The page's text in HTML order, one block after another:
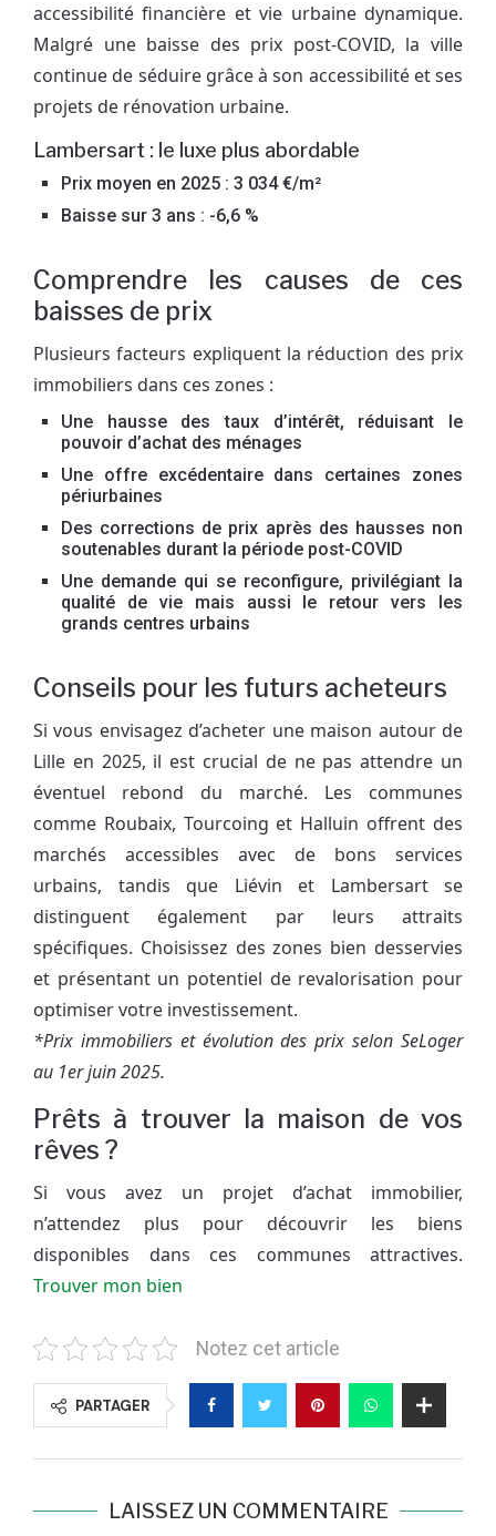
accessibilité financière et vie urbaine dynamique.
Malgré une baisse des prix post-COVID, la ville
continue de séduire grâce à son accessibilité et ses
projets de rénovation urbaine.
Lambersart : le luxe plus abordable
Prix moyen en 2025 : 3 034 €/m²
Baisse sur 3 ans : -6,6 %
Comprendre les causes de ces
baisses de prix
Plusieurs facteurs expliquent la réduction des prix
immobiliers dans ces zones :
Une hausse des taux d’intérêt, réduisant le
pouvoir d’achat des ménages
Une offre excédentaire dans certaines zones
périurbaines
Des corrections de prix après des hausses non
soutenables durant la période post-COVID
Une demande qui se reconfigure, privilégiant la
qualité de vie mais aussi le retour vers les
grands centres urbains
Conseils pour les futurs acheteurs
Si vous envisagez d’acheter une maison autour de
Lille en 2025, il est crucial de ne pas attendre un
éventuel rebond du marché. Les communes
comme Roubaix, Tourcoing et Halluin offrent des
marchés accessibles avec de bons services
urbains, tandis que Liévin et Lambersart se
distinguent également par leurs attraits
spécifiques. Choisissez des zones bien desservies
et présentant un potentiel de revalorisation pour
optimiser votre investissement.
*Prix immobiliers et évolution des prix selon SeLoger
au 1er juin 2025.
Prêts à trouver la maison de vos
rêves ?
Si vous avez un projet d’achat immobilier,
n’attendez plus pour découvrir les biens
disponibles dans ces communes attractives.
Trouver mon bien
Notez cet article
PARTAGER
LAISSEZ UN COMMENTAIRE